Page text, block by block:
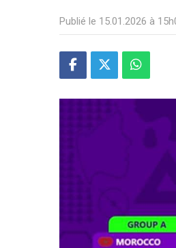
Publié le 15.01.2026 à